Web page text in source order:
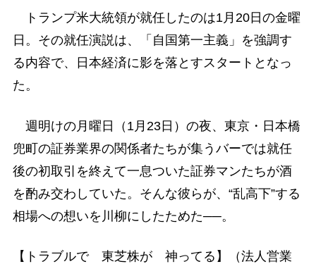
トランプ米大統領が就任したのは1月20日の金曜
日。その就任演説は、「自国第一主義」を強調す
る内容で、日本経済に影を落とすスタートとなっ
た。
週明けの月曜日（1月23日）の夜、東京・日本橋
兜町の証券業界の関係者たちが集うバーでは就任
後の初取引を終えて一息ついた証券マンたちが酒
を酌み交わしていた。そんな彼らが、“乱高下”する
相場への想いを川柳にしたためた──。
【トラブルで 東芝株が 神ってる】（法人営業